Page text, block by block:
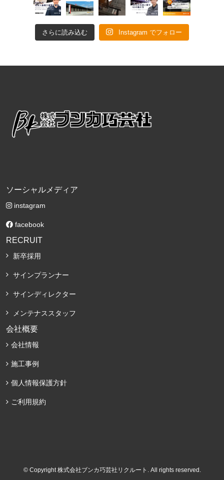
さらに読み込む Instagram でフォロー
ソーシャルメディア
instagram
facebook
RECRUIT
新卒採用
サインプランナー
サインディレクター
メンテナススタッフ
会社概要
会社情報
施工事例
個人情報保護方針
ご利用規約
© Copyright 株式会社ブンカ巧芸社リクルート. All rights reserved.